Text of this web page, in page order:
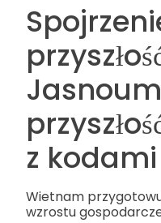
z kodami
Wietnam
wzrostu